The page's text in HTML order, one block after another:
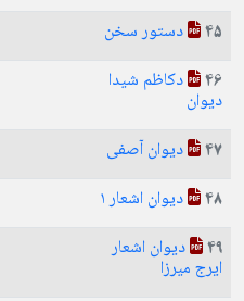
45 دستور سخن
46 دکاظم شیدا
دیوان
47 دیوان آصفی
48 دیوان اشعار ۱
49 دیوان اشعار
ایرج میرزا